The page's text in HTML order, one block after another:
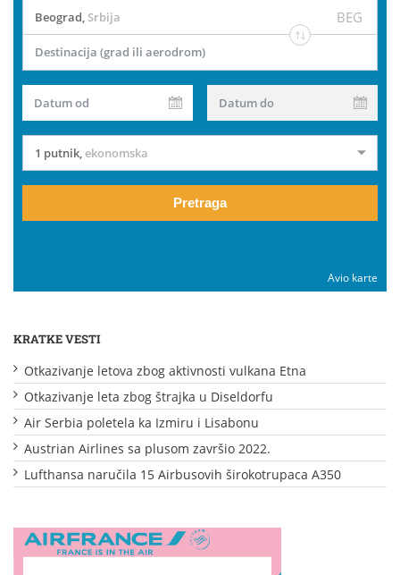
Beograd, Srbija BEG
Destinacija (grad ili aerodrom)
Datum od Datum do
1 putnik,ekonomska
Pretraga
Avio karte
KRATKE VESTI
Otkazivanje letova zbog aktivnosti vulkana Etna
Otkazivanje leta zbog štrajka u Diseldorfu
Air Serbia poletela ka Izmiru i Lisabonu
Austrian Airlines sa plusom završio 2022.
Lufthansa naručila 15 Airbusovih širokotrupaca A350